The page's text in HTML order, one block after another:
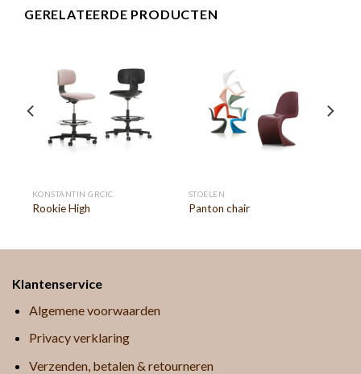
GERELATEERDE PRODUCTEN
KONSTANTIN GRCIC
Rookie High
STOELEN
Panton chair
Klantenservice
Algemene voorwaarden
Privacy verklaring
Verzenden, betalen & retourneren